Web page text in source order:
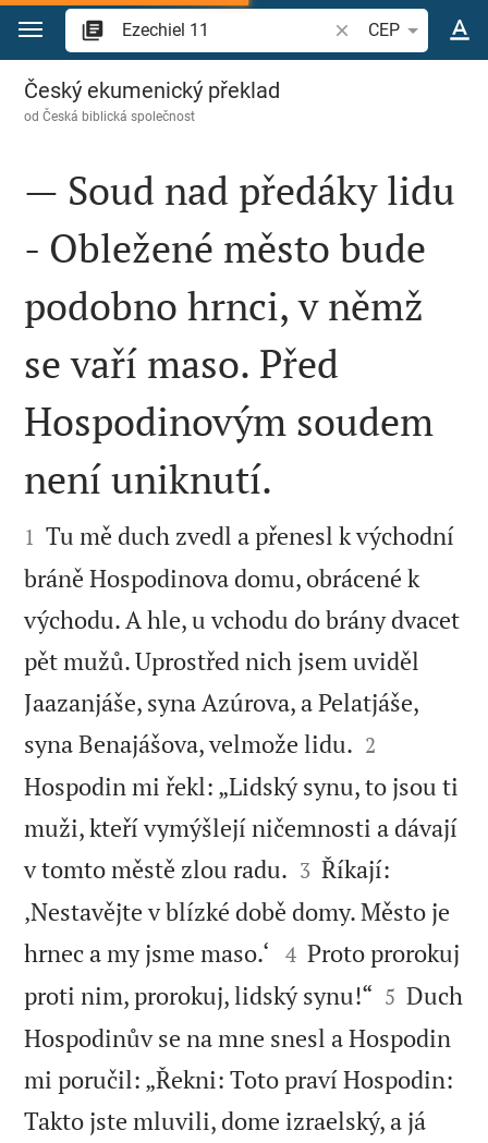
Přejít na obsah
Vyhledat biblický
CEP
Ezechiel 11
Český ekumenický překlad
odČeská biblická společnost

— Soud nad předáky lidu
- Obležené město bude
podobno hrnci, v němž
se vaří maso. Před
Hospodinovým soudem
není uniknutí.

1 Tu mě duch zvedl a přenesl k východní
bráně Hospodinova domu, obrácené k
východu. A hle, u vchodu do brány dvacet
pět mužů. Uprostřed nich jsem uviděl
Jaazanjáše, syna Azúrova, a Pelatjáše,
syna Benajášova, velmože lidu. 

2
Hospodin mi řekl: „Lidský synu, to jsou ti
muži, kteří vymýšlejí ničemnosti a dávají
v tomto městě zlou radu. 

3 Říkají:
‚Nestavějte v blízké době domy. Město je
hrnec a my jsme maso.‘ 

4 Proto prorokuj
proti nim, prorokuj, lidský synu!“ 

5 Duch
Hospodinův se na mne snesl a Hospodin
mi poručil: „Řekni: Toto praví Hospodin:
Takto jste mluvili, dome izraelský, a já